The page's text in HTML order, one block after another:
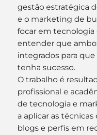
gestão estratégica
e o marketing de
focar em
entender que
integrados para
tenha sucesso.
O trabalho é
profissional e
de tecnologia e
a aplicar as
blogs e perfis em